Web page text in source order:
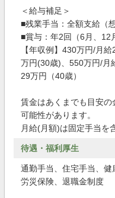
＜給与補足＞
■残業手当：全額支給（
■賞与：年2回（6月、12
【年収例】430万円/月
万円(30歳)、550万円/月
29万円（40歳）
賃金はあくまでも目安
可能性があります。
月給(月額)は固定手当を
待遇・福利厚生
通勤手当、住宅手当、健
労災保険、退職金制度